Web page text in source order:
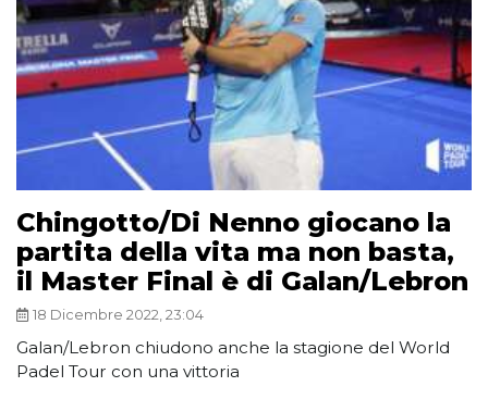
Chingotto/Di Nenno giocano la
partita della vita ma non basta,
il Master Final è di Galan/Lebron
18 Dicembre 2022, 23:04
Galan/Lebron chiudono anche la stagione del World
Padel Tour con una vittoria